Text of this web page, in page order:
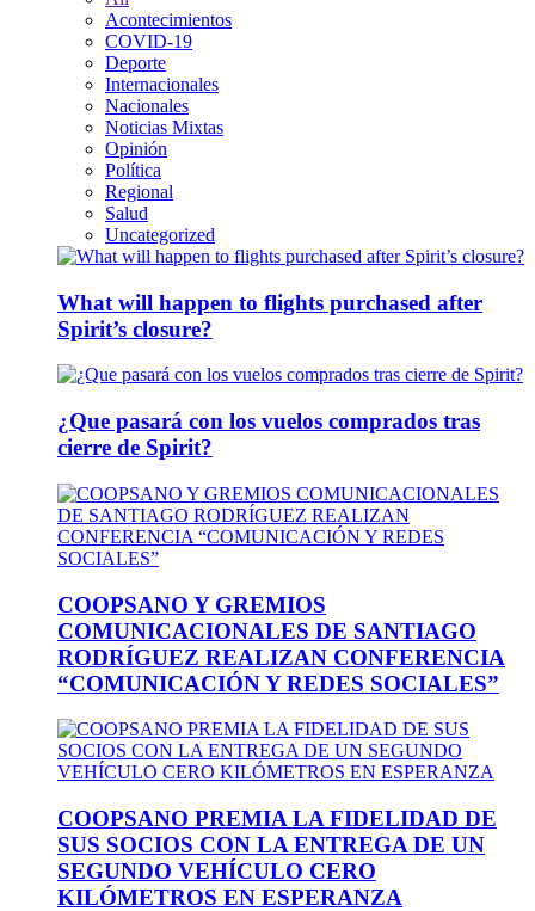
Acontecimientos
COVID-19
Deporte
Internacionales
Nacionales
Noticias Mixtas
Opinión
Política
Regional
Salud
Uncategorized
What will happen to flights purchased after
Spirit’s closure?
¿Que pasará con los vuelos comprados tras
cierre de Spirit?
COOPSANO Y GREMIOS
COMUNICACIONALES DE SANTIAGO
RODRÍGUEZ REALIZAN CONFERENCIA
“COMUNICACIÓN Y REDES SOCIALES”
COOPSANO PREMIA LA FIDELIDAD DE
SUS SOCIOS CON LA ENTREGA DE UN
SEGUNDO VEHÍCULO CERO
KILÓMETROS EN ESPERANZA